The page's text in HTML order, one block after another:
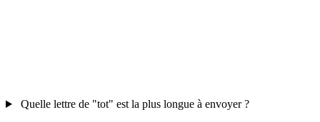
Quelle lettre de "tot" est la plus longue à envoyer ?